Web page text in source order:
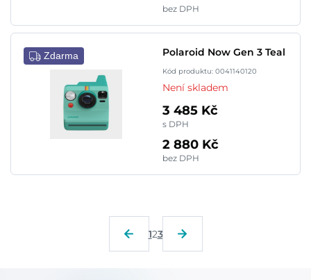
bez DPH
Zdarma Polaroid Now Gen 3 Teal
Kód produktu: 0041140120
Není skladem
3 485 Kč
s DPH
2 880 Kč
bez DPH
123